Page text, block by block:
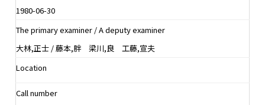
1980-06-30
The primary examiner / A deputy examiner
大林,正士 / 藤本,胖 梁川,良 工藤,宣夫
Location
Call number